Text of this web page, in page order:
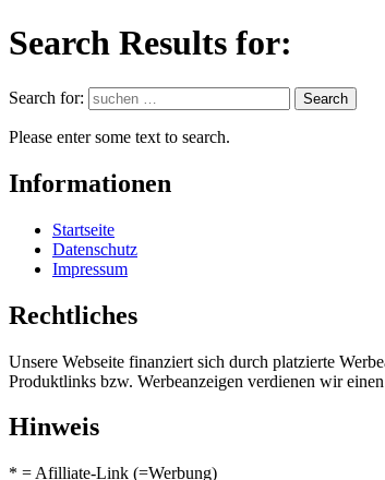
Search Results for:
Search for: Search
Please enter some text to search.
Informationen
Startseite
Datenschutz
Impressum
Rechtliches
Unsere Webseite finanziert sich durch platzierte
Produktlinks bzw. Werbeanzeigen verdienen wir
Hinweis
* = Afilliate-Link (=Werbung)